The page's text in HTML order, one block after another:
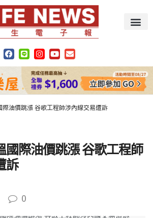
際油價跳漲 谷歌工程師涉內線交易遭訴
國際油價跳漲 谷歌工程師
訴
0